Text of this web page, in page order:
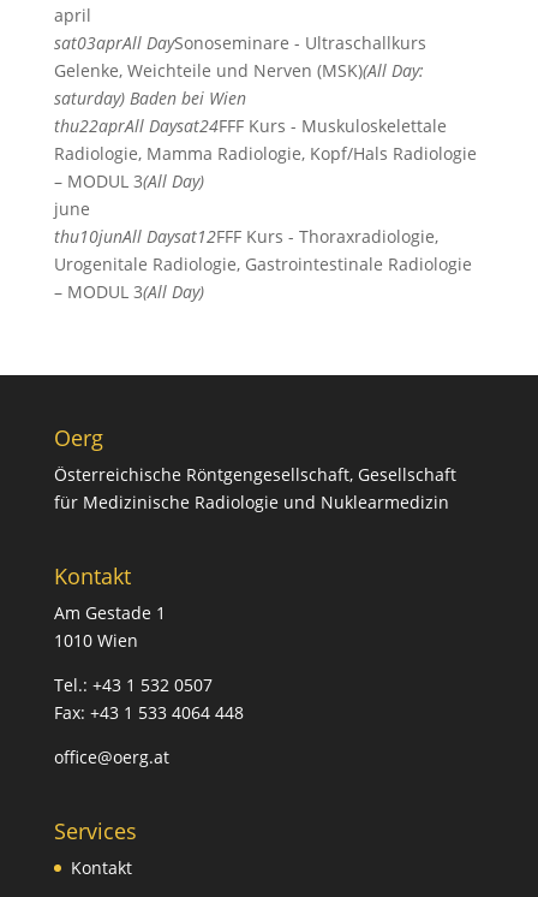
april
sat03aprAll DaySonoseminare - Ultraschallkurs
Gelenke, Weichteile und Nerven (MSK)(All Day:
saturday) Baden bei Wien
thu22aprAll Daysat24FFF Kurs - Muskuloskelettale
Radiologie, Mamma Radiologie, Kopf/Hals Radiologie
– MODUL 3(All Day)
june
thu10junAll Daysat12FFF Kurs - Thoraxradiologie,
Urogenitale Radiologie, Gastrointestinale Radiologie
– MODUL 3(All Day)
Oerg
Österreichische Röntgengesellschaft, Gesellschaft
für Medizinische Radiologie und Nuklearmedizin
Kontakt
Am Gestade 1
1010 Wien
Tel.: +43 1 532 0507
Fax: +43 1 533 4064 448
office@oerg.at
Services
Kontakt